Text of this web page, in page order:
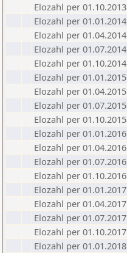
Elozahl per 01.10.2013
Elozahl per 01.01.2014
Elozahl per 01.04.2014
Elozahl per 01.07.2014
Elozahl per 01.10.2014
Elozahl per 01.01.2015
Elozahl per 01.04.2015
Elozahl per 01.07.2015
Elozahl per 01.10.2015
Elozahl per 01.01.2016
Elozahl per 01.04.2016
Elozahl per 01.07.2016
Elozahl per 01.10.2016
Elozahl per 01.01.2017
Elozahl per 01.04.2017
Elozahl per 01.07.2017
Elozahl per 01.10.2017
Elozahl per 01.01.2018